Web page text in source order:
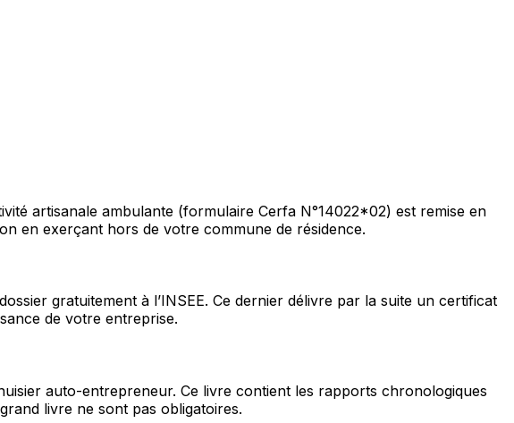
artisanale ambulante (formulaire Cerfa N°14022*02) est remise en
en exerçant hors de votre commune de résidence.
gratuitement à l’INSEE. Ce dernier délivre par la suite un certificat
de votre entreprise.
auto-entrepreneur. Ce livre contient les rapports chronologiques
livre ne sont pas obligatoires.